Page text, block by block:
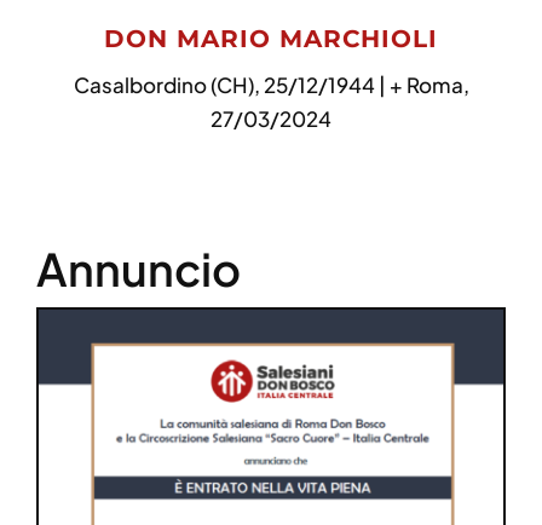
DON MARIO MARCHIOLI
Casalbordino (CH), 25/12/1944 | + Roma,
27/03/2024
Annuncio